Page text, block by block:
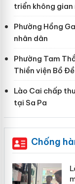
triển không gian
Phường Hồng
nhân dân
Phường Tam
Thiền viện Bồ Đề
Lào Cai chấp
tại Sa Pa
Chống